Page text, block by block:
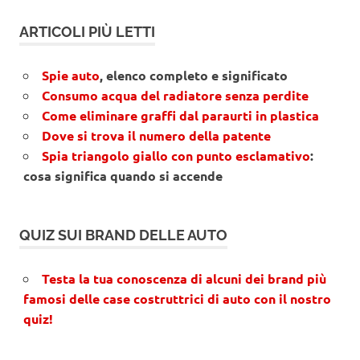
ARTICOLI PIÙ LETTI
Spie auto, elenco completo e significato
Consumo acqua del radiatore senza perdite
Come eliminare graffi dal paraurti in plastica
Dove si trova il numero della patente
Spia triangolo giallo con punto esclamativo:
cosa significa quando si accende
QUIZ SUI BRAND DELLE AUTO
Testa la tua conoscenza di alcuni dei brand più
famosi delle case costruttrici di auto con il nostro
quiz!